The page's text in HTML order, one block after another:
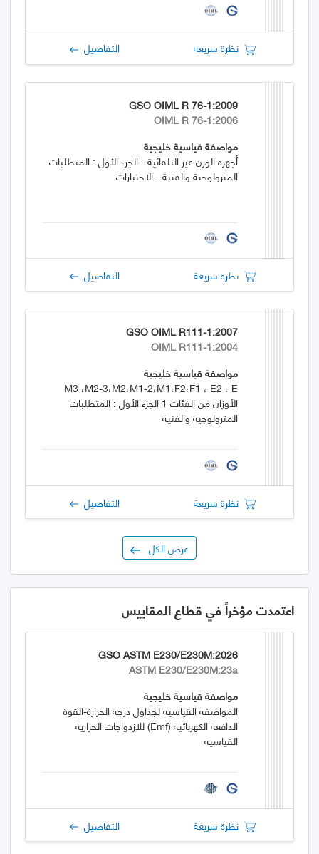
نظرة سريعة التفاصيل
GSO OIML R 76-1:2009
OIML R 76-1:2006
مواصفة قياسية خليجية
أجهزة الوزن غير التلقائية - الجزء الأول : المتطلبات
المترولوجية والفنية - الاختبارات
نظرة سريعة التفاصيل
GSO OIML R111-1:2007
OIML R111-1:2004
مواصفة قياسية خليجية
M3 ،M2-3،M2،M1-2،M1،F2،F1 ، E2 ، E
الأوزان من الفئات 1 الجزء الأول : المتطلبات
المترولوجية والفنية
نظرة سريعة التفاصيل
عرض الكل
اعتمدت مؤخراً في قطاع المقاييس
GSO ASTM E230/E230M:2026
ASTM E230/E230M:23a
مواصفة قياسية خليجية
المواصفة القياسية لجداول درجة الحرارة-القوة
الدافعة الكهربائية (emf) للازدواجات الحرارية
القياسية
نظرة سريعة التفاصيل